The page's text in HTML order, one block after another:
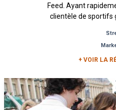
Feed. Ayant
clientèle de sportifs
+ VOIR LA